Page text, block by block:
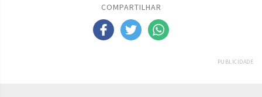
COMPARTILHAR
PUBLICIDADE